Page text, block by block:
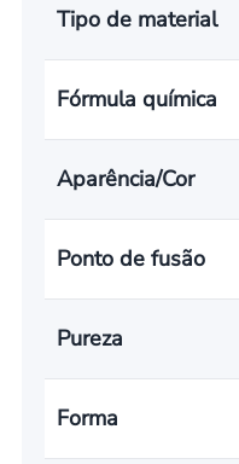
Tipo de material
Fórmula química
Aparência/Cor
Ponto de fusão
Pureza
Forma